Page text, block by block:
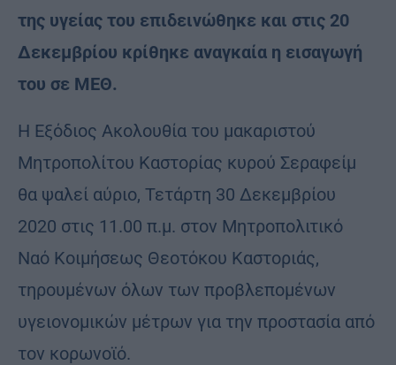
της υγείας του επιδεινώθηκε και στις 20
Δεκεμβρίου κρίθηκε αναγκαία η εισαγωγή
του σε ΜΕΘ.
Η Εξόδιος Ακολουθία του μακαριστού
Μητροπολίτου Καστορίας κυρού Σεραφείμ
θα ψαλεί αύριο, Τετάρτη 30 Δεκεμβρίου
2020 στις 11.00 π.μ. στον Μητροπολιτικό
Ναό Κοιμήσεως Θεοτόκου Καστοριάς,
τηρουμένων όλων των προβλεπομένων
υγειονομικών μέτρων για την προστασία από
τον κορωνοϊό.